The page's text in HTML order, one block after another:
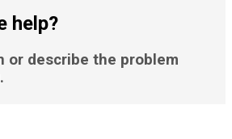
help?
or describe the problem